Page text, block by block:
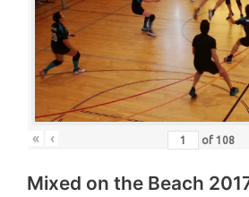
« ‹ of 108
Mixed on the Beach